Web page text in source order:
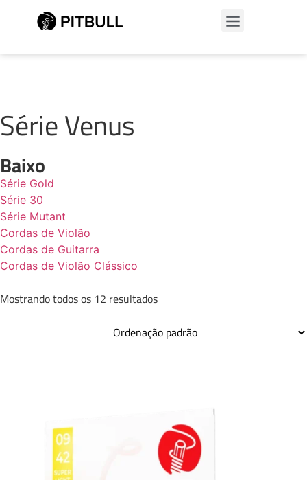
Série Venus
Baixo
Série Gold
Série 30
Série Mutant
Cordas de Violão
Cordas de Guitarra
Cordas de Violão Clássico
Mostrando todos os 12 resultados